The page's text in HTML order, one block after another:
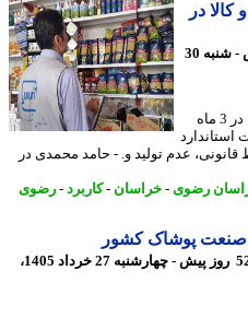
کالا در
49 روز پیش - شنبه 30
مدیر کل استاندارد خراسان رضوی گفت: در 3 ماه
استاندارد
عدم تولید و. - حامد محمدی در
رضوی-خراسان-کاربرد-رضوی
پوشاک کشور
52 روز پیش - چهارشنبه 27 خرداد 1405،